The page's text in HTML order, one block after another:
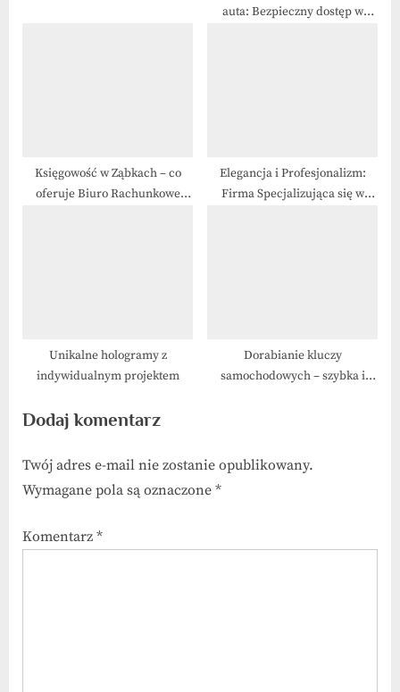
auta: Bezpieczny dostęp w
Księgowość w Ząbkach – co
oferuje Biuro Rachunkowe
Elegancja i Profesjonalizm:
Firma Specjalizująca się w
Unikalne hologramy z
indywidualnym projektem
Dorabianie kluczy
samochodowych – szybka i
Dodaj komentarz
Twój adres e-mail nie zostanie opublikowany.
Wymagane pola są oznaczone *
Komentarz *